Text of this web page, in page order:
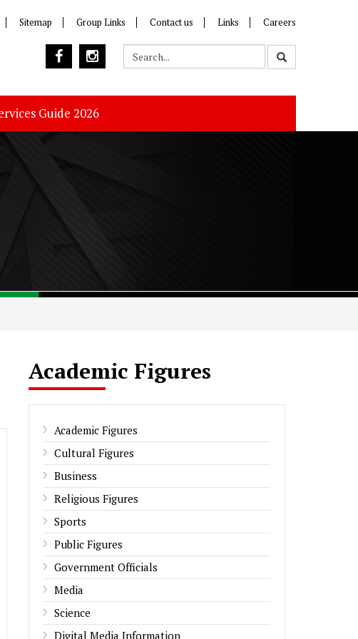
Sitemap Group Links Contact us Links Careers
Guide 2026
Academic Figures
Academic Figures
Cultural Figures
Business
Religious Figures
Sports
Public Figures
Government Officials
Media
Science
Digital Media Information